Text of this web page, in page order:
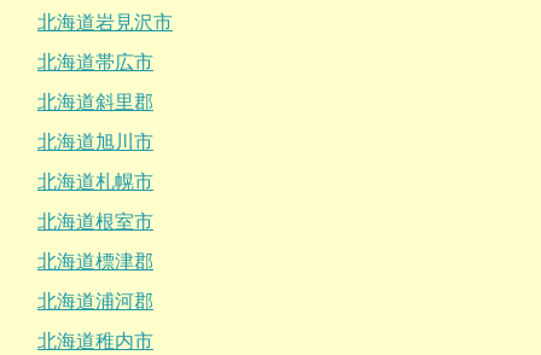
北海道岩見沢市
北海道帯広市
北海道斜里郡
北海道旭川市
北海道札幌市
北海道根室市
北海道標津郡
北海道浦河郡
北海道稚内市